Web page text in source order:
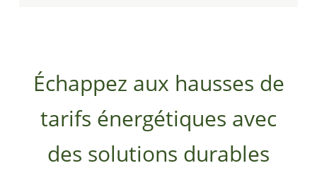
Échappez aux hausses de
tarifs énergétiques avec
des solutions durables